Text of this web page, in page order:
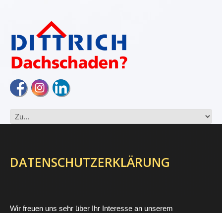
DATENSCHUTZERKLÄRUNG
Wir freuen uns sehr über Ihr Interesse an unserem